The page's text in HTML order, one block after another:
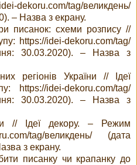
dekoru.com/tag/великдень/
– Назва з екрану.
писанок: схеми розпису //
https://idei-dekoru.com/tag/
30.03.2020). – Назва з
регіонів України // Ідеї
https://idei-dekoru.com/tag/
30.03.2020). – Назва з
// Ідеї декору. – Режим
tag/великдень/ (дата
з екрану.
писанку чи крапанку до